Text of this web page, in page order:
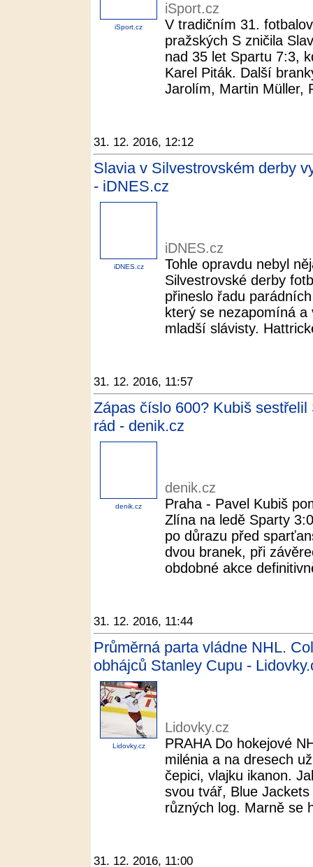
iSport.cz
iSport.cz
V tradičním 31.
pražských S zničila
nad 35 let Spartu 7:3,
Karel Piták. Další
Jarolím, Martin Müller,
31. 12. 2016, 12:12
Slavia v Silvestrovském derby
- iDNES.cz
iDNES.cz
iDNES.cz
Tohle opravdu nebyl
Silvestrovské derby
přineslo řadu
který se nezapomíná
mladší slávisty.
31. 12. 2016, 11:57
Zápas číslo 600? Kubiš
rád - denik.cz
denik.cz
denik.cz
Praha - Pavel Kubiš
Zlína na ledě Sparty
po důrazu před
dvou branek, při
obdobné akce
31. 12. 2016, 11:44
Průměrná parta vládne NHL.
obhájců Stanley Cupu -
Lidovky.cz
Lidovky.cz
PRAHA Do hokejové
milénia a na dresech
čepici, vlajku ikanon.
svou tvář, Blue
různých log. Marně se
31. 12. 2016, 11:00